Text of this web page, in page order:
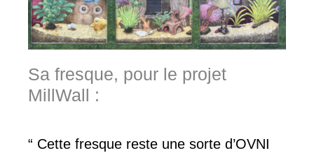
Sa fresque, pour le projet
MillWall :
“ Cette fresque reste une sorte d’OVNI